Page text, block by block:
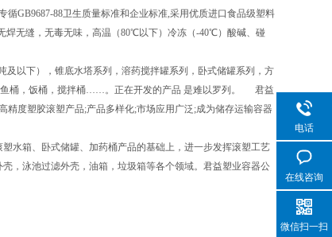
GB9687-88卫生质量标准和企业标准,采用优质进口食品级塑料
焊无缝，无毒无味，高温（80℃以下）冷冻（-40℃）酸碱、碰
以下），锥底水塔系列，溶药搅拌罐系列，卧式储罐系列，方
鱼桶，饭桶，搅拌桶……。正在开发的产品 是难以罗列。 君益
度塑胶滚塑产品;产品多样化;市场应用广泛;成为储存运输容器
水箱、卧式储罐、加药桶产品的基础上，进一步发挥滚塑工艺
，泳池过滤外壳，油箱，垃圾箱等各个领域。君益塑业容器公
电话
在线咨询
微信扫一扫